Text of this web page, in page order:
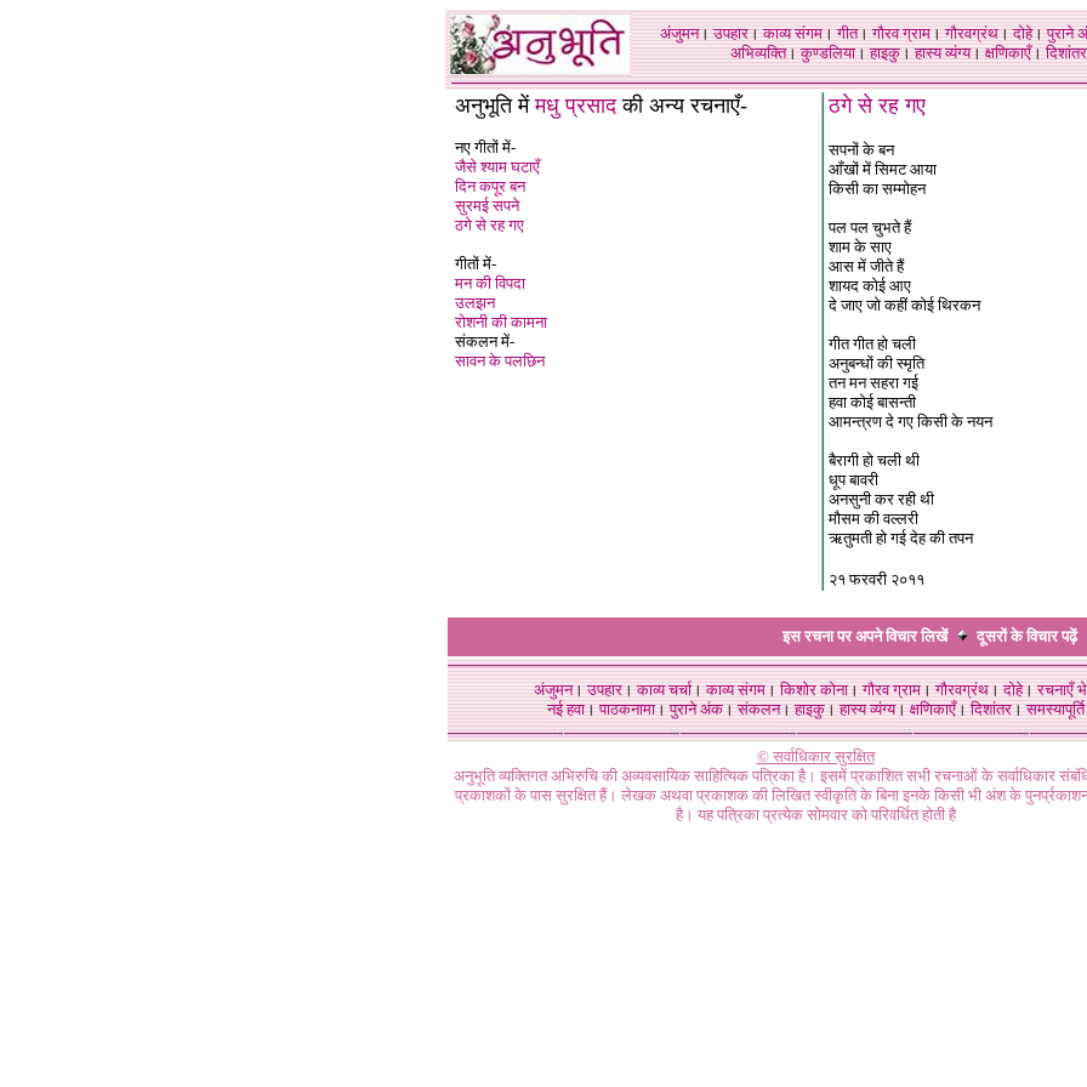
अंजुमन।उपहार।काव्य संगम।गीत।गौरव ग्राम।गौरवग्रंथ।दोहे।पुराने
अभिव्यक्ति।कुण्डलिया।हाइकु।हास्य व्यंग्य।क्षणिकाएँ।दिशांतर
अनुभूति मेंमधु प्रसादकी अन्य रचनाएँ-
नए गीतों में-
जैसे श्याम घटाएँ
दिन कपूर बन
सुरमई सपने
ठगे से रह गए
गीतों में-
मन की विपदा
उलझन
रोशनी की कामना
संकलन में-
सावन के पलछिन
ठगे से रह गए
सपनों के बन
आँखों में सिमट आया
किसी का सम्मोहन
पल पल चुभते हैं
शाम के साए
आस में जीते हैं
शायद कोई आए
दे जाए जो कहीं कोई थिरकन
गीत गीत हो चली
अनुबन्धों की स्मृति
तन मन सहरा गई
हवा कोई बासन्ती
आमन्त्रण दे गए किसी के नयन
बैरागी हो चली थी
धूप बावरी
अनसुनी कर रही थी
मौसम की वल्लरी
ऋतुमती हो गई देह की तपन
२१ फरवरी २०११
इस रचना पर अपने विचार लिखें दूसरों के विचारपढ़ें
अंजुमन।उपहार।काव्य चर्चा।काव्य संगम।किशोर कोना।गौरव ग्राम।गौरवग्रंथ।दोहे।रचनाएँ
नई हवा। पाठकनामा। पुराने अंक। संकलन। हाइकु। हास्य व्यंग्य। क्षणिकाएँ। दिशांतर। समस्यापूर्ति
© सर्वाधिकार सुरक्षित
अनुभूति व्यक्तिगत अभिरुचि की अव्यवसायिक साहित्यिक पत्रिका है। इसमें प्रकाशित सभी रचनाओं के सर्वाधिकार
प्रकाशकों के पास सुरक्षित हैं। लेखक अथवा प्रकाशक की लिखित स्वीकृति के बिना इनके किसी भी अंश के
है। यह पत्रिका प्रत्येक सोमवार को परिवर्धित होती है